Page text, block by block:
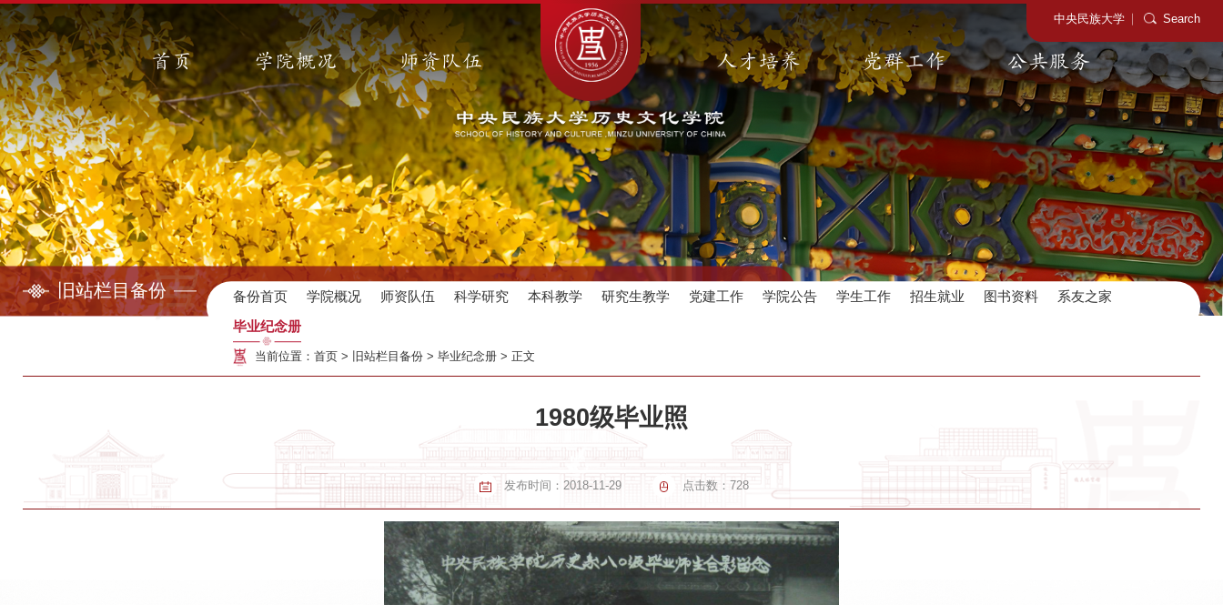
中央民族大学 Search
首页 学院概况 师资队伍 人才培养 党群工作 公共服务
旧站栏目备份 备份首页 学院概况 师资队伍 科学研究 本科教学 研究生教学 党建工作 学院公告 学生工作 招生就业 图书资料
系友之家
毕业纪念册
当前位置： 首页 > 旧站栏目备份> 毕业纪念册> 正文
1980级毕业照
发布时间：2018-11-29 点击数：728